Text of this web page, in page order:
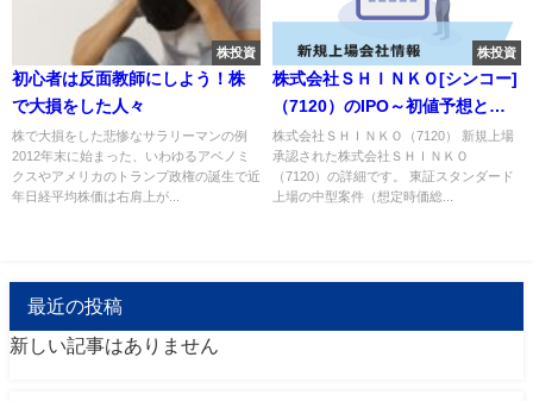
株投資
初心者は反面教師にしよう！株
で大損をした人々
株で大損をした悲惨なサラリーマンの例
2012年末に始まった、いわゆるアベノミ
クスやアメリカのトランプ政権の誕生で近
年日経平均株価は右肩上が...
株投資
株式会社ＳＨＩＮＫＯ[シンコー]
（7120）のIPO～初値予想と新
規上場情報～
株式会社ＳＨＩＮＫＯ（7120） 新規上場
承認された株式会社ＳＨＩＮＫＯ
（7120）の詳細です。 東証スタンダード
上場の中型案件（想定時価総...
最近の投稿
新しい記事はありません